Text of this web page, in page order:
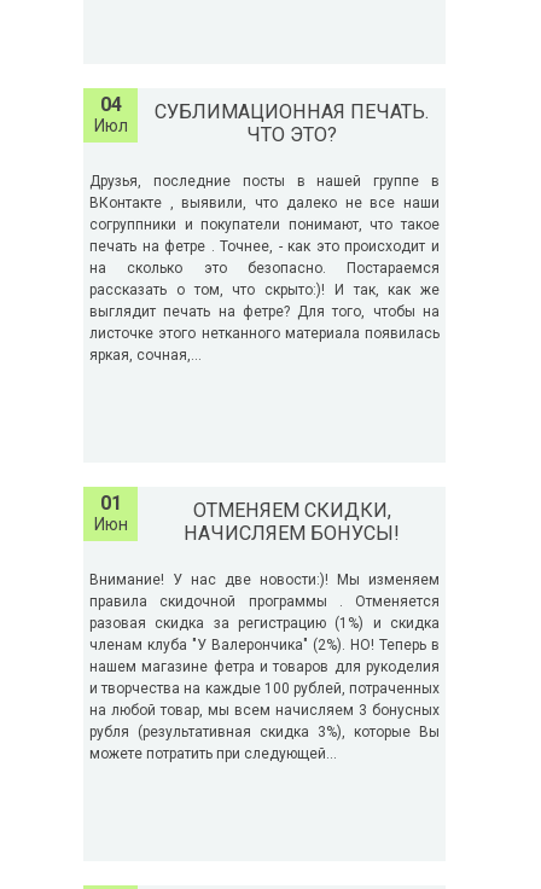
04
Июл
СУБЛИМАЦИОННАЯ ПЕЧАТЬ.
ЧТО ЭТО?
Друзья, последние посты в нашей группе в
ВКонтакте , выявили, что далеко не все наши
согруппники и покупатели понимают, что такое
печать на фетре . Точнее, - как это происходит и
на сколько это безопасно. Постараемся
рассказать о том, что скрыто:)! И так, как же
выглядит печать на фетре? Для того, чтобы на
листочке этого нетканного материала появилась
яркая, сочная,...
01
Июн
ОТМЕНЯЕМ СКИДКИ,
НАЧИСЛЯЕМ БОНУСЫ!
Внимание! У нас две новости:)! Мы изменяем
правила скидочной программы . Отменяется
разовая скидка за регистрацию (1%) и скидка
членам клуба "У Валерончика" (2%). НО! Теперь в
нашем магазине фетра и товаров для рукоделия
и творчества на каждые 100 рублей, потраченных
на любой товар, мы всем начисляем 3 бонусных
рубля (результативная скидка 3%), которые Вы
можете потратить при следующей...